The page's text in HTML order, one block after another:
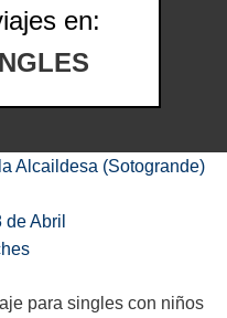
en:
Alcaildesa (Sotogrande)
Abril
para singles con niños